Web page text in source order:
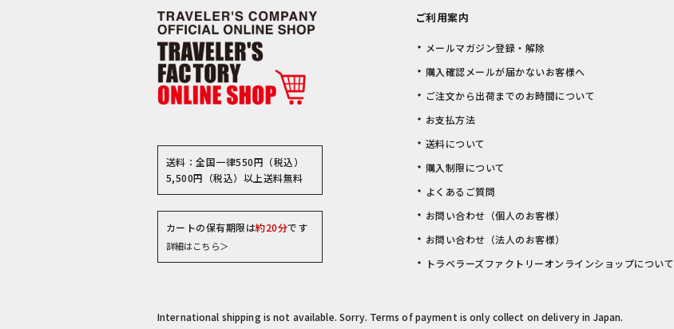
送料：全国一律550円（税込）
5,500円（税込）以上送料無料
カートの保有期限は約20分です
詳細はこちら＞
ご利用案内
メールマガジン登録・解除
購入確認メールが届かないお客様へ
ご注文から出荷までのお時間について
お支払方法
送料について
購入制限について
よくあるご質問
お問い合わせ（個人のお客様）
お問い合わせ（法人のお客様）
トラベラーズファクトリーオンラインショップについて
International shipping is not available. Sorry. Terms of payment is only collect on delivery in Japan.